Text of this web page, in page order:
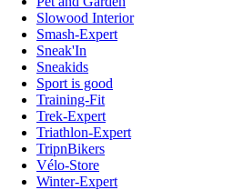
Slowood Interior
Smash-Expert
Sneak'In
Sneakids
Sport is good
Training-Fit
Trek-Expert
Triathlon-Expert
TripnBikers
Vélo-Store
Winter-Expert